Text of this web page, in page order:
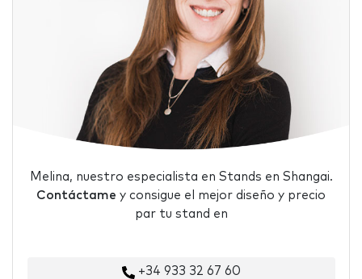
Melina, nuestro especialista en Stands en Shangai.
Contáctame y consigue el mejor diseño y precio
par tu stand en
+34 933 32 67 60